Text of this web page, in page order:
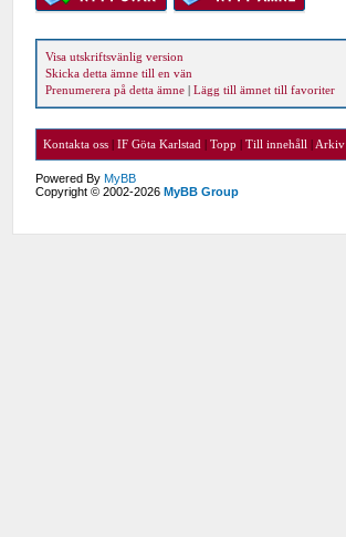
Visa utskriftsvänlig version
Skicka detta ämne till en vän
Prenumerera på detta ämne |Lägg till ämnet till favoriter
Kontakta oss |IF Göta Karlstad |Topp |Till innehåll | Arkiv
Powered ByMyBB
Copyright © 2002-2026MyBB Group